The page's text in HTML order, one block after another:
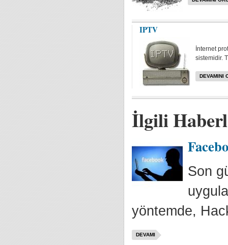
IPTV
İnternet
sistemidir.
DEVAMINI
İlgili
Son
yöntemde,
DEVAMI